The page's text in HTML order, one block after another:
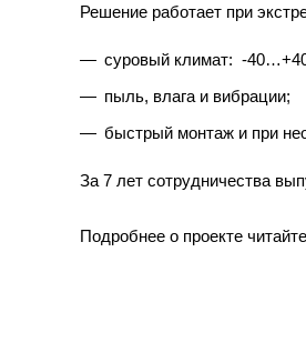
Решение работает при
суровый климат: -
пыль, влага и вибрации;
быстрый монтаж и при
За 7 лет сотрудничества
Подробнее о проекте читайте